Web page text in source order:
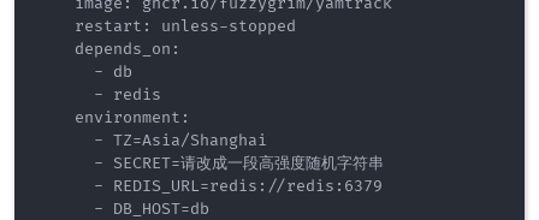
    restart: unless-stopped
    depends_on:
      - db
      - redis
    environment:
      - TZ=Asia/Shanghai
      - SECRET=请改成一段高强度随机字符串
      - REDIS_URL=redis://redis:6379
      - DB_HOST=db